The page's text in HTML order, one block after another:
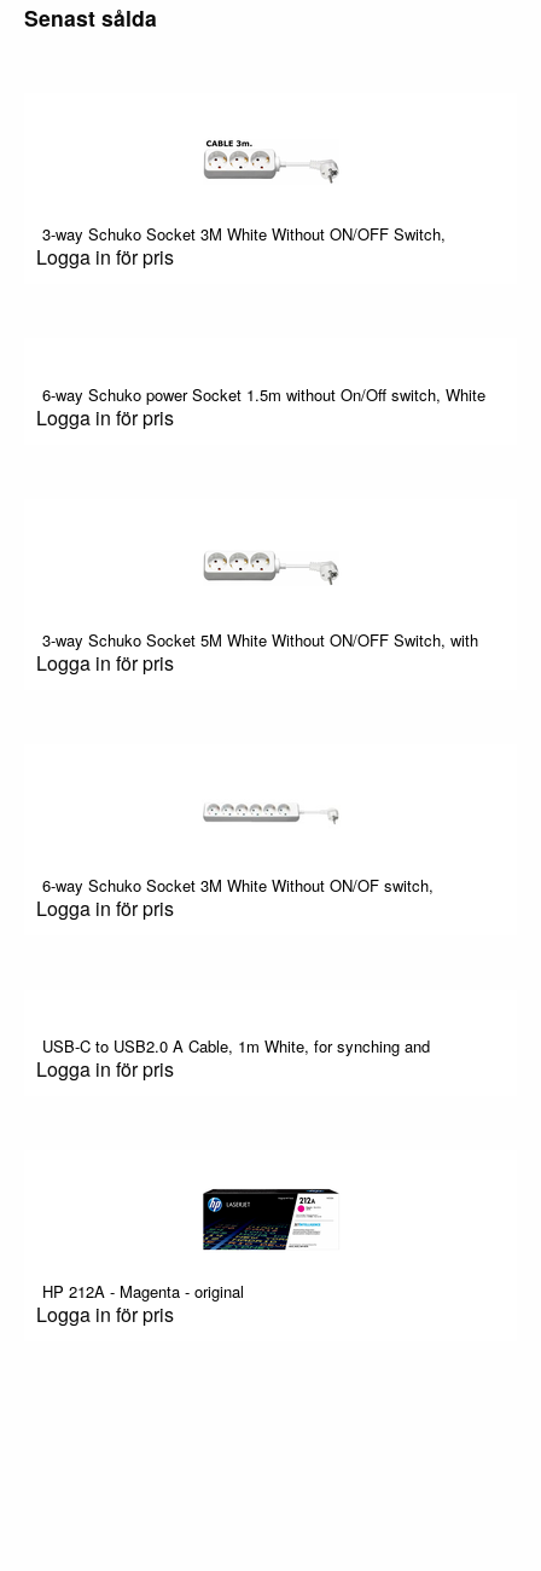
Senast sålda
3-way Schuko Socket 3M White Without ON/OFF Switch,
Logga in för pris
6-way Schuko power Socket 1.5m without On/Off switch, White
Logga in för pris
3-way Schuko Socket 5M White Without ON/OFF Switch, with
Logga in för pris
6-way Schuko Socket 3M White Without ON/OF switch,
Logga in för pris
USB-C to USB2.0 A Cable, 1m White, for synching and
Logga in för pris
HP 212A - Magenta - original
Logga in för pris